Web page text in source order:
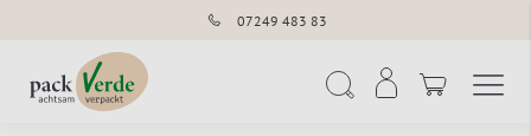
07249 483 83